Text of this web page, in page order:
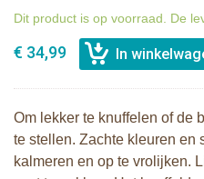
Dit product is op voorraad. De
€ 34,99
Om lekker te knuffelen of de
te stellen. Zachte kleuren en
kalmeren en op te vrolijken.